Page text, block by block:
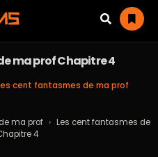
ma prof Chapitre 4
cent fantasmes de ma prof
ma prof › Les cent fantasmes de
4